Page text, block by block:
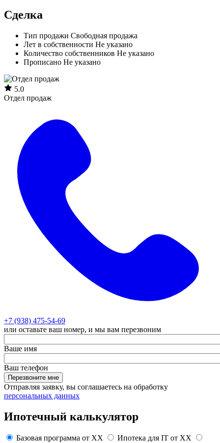
Сделка
Тип продажи Свободная продажа
Лет в собственности Не указано
Количество собственников Не указано
Прописано Не указано
5.0
Отдел продаж
+7 (938) 475-54-69
или оставьте ваш номер, и мы вам перезвоним
Ваше имя
Ваш телефон
Перезвоните мне
Отправляя заявку, вы соглашаетесь на обработку
персональных данных
Ипотечный калькулятор
Базовая программа от XX Ипотека для IT от XX